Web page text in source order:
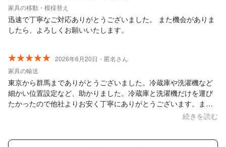
家具の移動・模様替え
迅速で丁寧なご対応ありがとうございました。 また機会がありま
したら、よろしくお願いいたします。
2026年6月20日・匿名さん
家具の輸送
東京から群馬までありがとうございました。冷蔵庫や洗濯機など
細かい位置設定など、助かりました。冷蔵庫と洗濯機だけを運び
たかったので他社よりお安く丁寧にありがとうございます。ま
続きを読む